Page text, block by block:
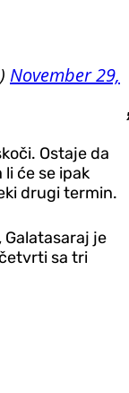
November 29,
Ostaje da
će se ipak
drugi termin.
je
sa tri